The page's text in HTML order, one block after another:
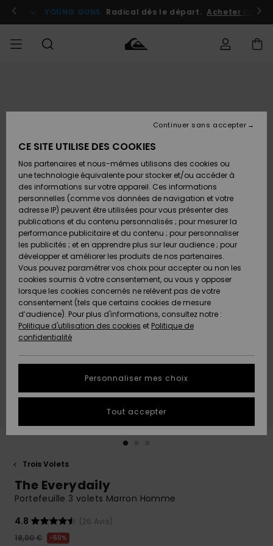
l'information
le
Se connecter / s'inscrire
YOUNG GUNS Radical dès le départ. Acheter
Chaussures
& Tongs
Surf
Snow
Nouveautés
A
Découvrir
Chaussures
& Tongs
Surf
Snow
Nouveautés
A
Découvrir
FEMME
A
Découvrir
Snow
SURF
Surf
Shop
Enfant
Highlights
Communauté
SNOW
Snow
Shop
Enfant
Snow
Shop
Femme
A
Découvrir
Communauté
OUTLET
Enfant
Outlet
Femme
AIDE &
CONTACT
Retours
Paiement
Carte
Cadeau
Quiksilver
Freedom
Protection
des
tailles
conversation
plus rapide
à votre
Démarrer
MAGASINS
QUIKSILVER
Trois Volets
The Everydaily
Portefeuille 3 volets Marron Homme
4.8
(26 Avis)
18,00 €
50%
CE SITE UTILISE DES COOKIES
Nos partenaires et nous-mêmes utilisons des cookies ou
une technologie équivalente pour stocker et/ou accéder à
des informations sur votre appareil. Ces informations
personnelles (comme vos données de navigation et votre
adresse IP) peuvent être utilisées pour vous présenter des
publications et du contenu personnalisés ; pour mesurer la
performance publicitaire et du contenu ; pour personnaliser
les publicités ; et en apprendre plus sur leur audience ; pour
développer et améliorer les produits de nos partenaires.
Vous pouvez paramétrer vos choix pour accepter ou non les
cookies soumis à votre consentement, ou vous y opposer
lorsque les cookies concernés ne relèvent pas de votre
consentement (tels que certains cookies de mesure
d’audience). Pour plus d'informations, consultez notre :
Politique d'utilisation des cookies et Politique de
confidentialité
Personnaliser mes choix
Continuer sans accepter
Tout accepter